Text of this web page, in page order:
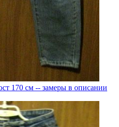
170 см -- замеры в описании